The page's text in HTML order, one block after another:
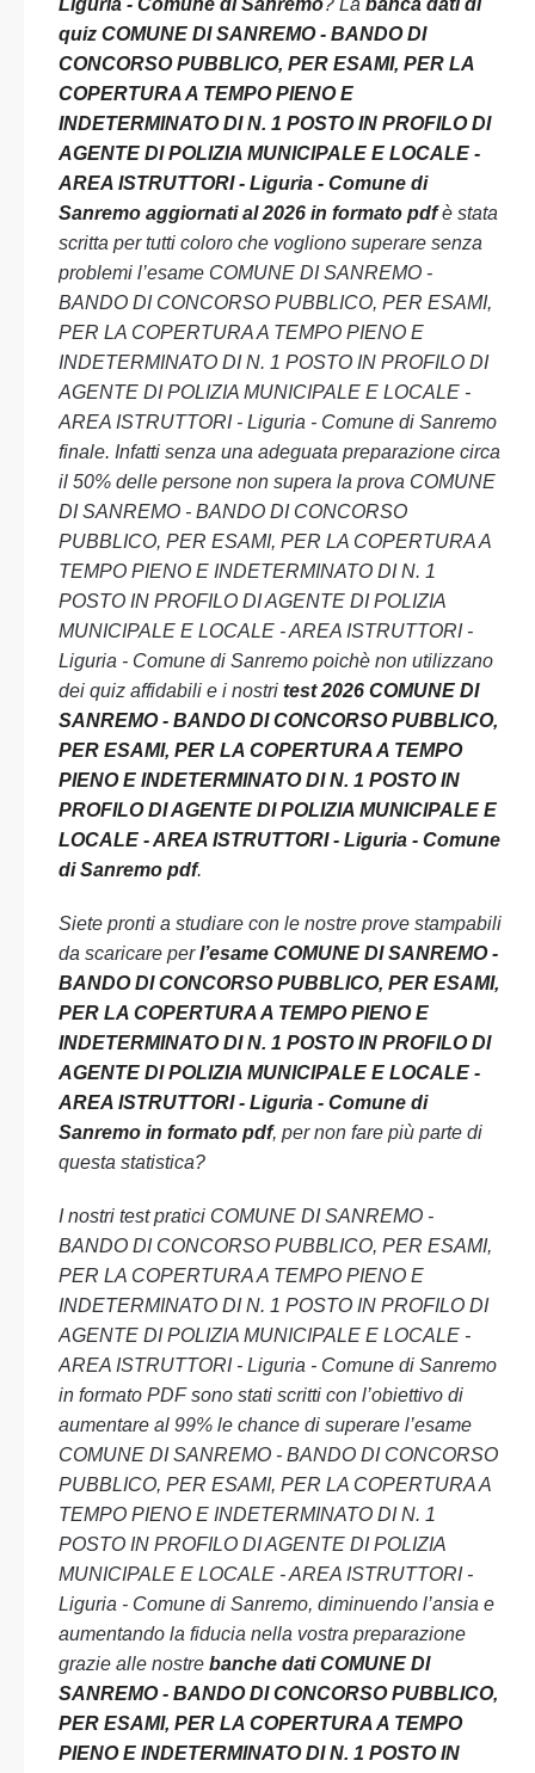
Liguria - Comune di Sanremo? La banca dati di
quiz COMUNE DI SANREMO - BANDO DI
CONCORSO PUBBLICO, PER ESAMI, PER LA
COPERTURA A TEMPO PIENO E
INDETERMINATO DI N. 1 POSTO IN PROFILO DI
AGENTE DI POLIZIA MUNICIPALE E LOCALE -
AREA ISTRUTTORI - Liguria - Comune di
Sanremo aggiornati al 2026 in formato pdfè stata
scritta per tutti coloro che vogliono superare senza
problemi l’esame COMUNE DI SANREMO -
BANDO DI CONCORSO PUBBLICO, PER ESAMI,
PER LA COPERTURA A TEMPO PIENO E
INDETERMINATO DI N. 1 POSTO IN PROFILO DI
AGENTE DI POLIZIA MUNICIPALE E LOCALE -
AREA ISTRUTTORI - Liguria - Comune di Sanremo
finale. Infatti senza una adeguata preparazione circa
il 50% delle persone non supera la prova COMUNE
DI SANREMO - BANDO DI CONCORSO
PUBBLICO, PER ESAMI, PER LA COPERTURA A
TEMPO PIENO E INDETERMINATO DI N. 1
POSTO IN PROFILO DI AGENTE DI POLIZIA
MUNICIPALE E LOCALE - AREA ISTRUTTORI -
Liguria - Comune di Sanremo poichè non utilizzano
dei quiz affidabili e i nostri test 2026 COMUNE DI
SANREMO - BANDO DI CONCORSO PUBBLICO,
PER ESAMI, PER LA COPERTURA A TEMPO
PIENO E INDETERMINATO DI N. 1 POSTO IN
PROFILO DI AGENTE DI POLIZIA MUNICIPALE E
LOCALE - AREA ISTRUTTORI - Liguria - Comune
di Sanremo pdf.
Siete pronti a studiare con le nostre prove stampabili
da scaricare perl’esame COMUNE DI SANREMO -
BANDO DI CONCORSO PUBBLICO, PER ESAMI,
PER LA COPERTURA A TEMPO PIENO E
INDETERMINATO DI N. 1 POSTO IN PROFILO DI
AGENTE DI POLIZIA MUNICIPALE E LOCALE -
AREA ISTRUTTORI - Liguria - Comune di
Sanremo in formato pdf, per non fare più parte di
questa statistica?
I nostri test pratici COMUNE DI SANREMO -
BANDO DI CONCORSO PUBBLICO, PER ESAMI,
PER LA COPERTURA A TEMPO PIENO E
INDETERMINATO DI N. 1 POSTO IN PROFILO DI
AGENTE DI POLIZIA MUNICIPALE E LOCALE -
AREA ISTRUTTORI - Liguria - Comune di Sanremo
in formato PDF sono stati scritti con l’obiettivo di
aumentare al 99% le chance di superare l’esame
COMUNE DI SANREMO - BANDO DI CONCORSO
PUBBLICO, PER ESAMI, PER LA COPERTURA A
TEMPO PIENO E INDETERMINATO DI N. 1
POSTO IN PROFILO DI AGENTE DI POLIZIA
MUNICIPALE E LOCALE - AREA ISTRUTTORI -
Liguria - Comune di Sanremo, diminuendo l’ansia e
aumentando la fiducia nella vostra preparazione
grazie alle nostre banche dati COMUNE DI
SANREMO - BANDO DI CONCORSO PUBBLICO,
PER ESAMI, PER LA COPERTURA A TEMPO
PIENO E INDETERMINATO DI N. 1 POSTO IN